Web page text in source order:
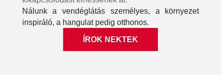
Nálunk a vendéglátás személyes, a környezet
inspiráló, a hangulat pedig otthonos.
ÍROK NEKTEK